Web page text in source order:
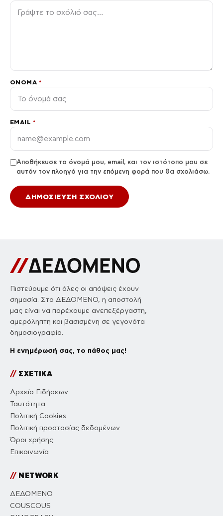
ΌΝΟΜΑ *
EMAIL *
Αποθήκευσε το όνομά μου, email, και τον ιστότοπο μου σε
αυτόν τον πλοηγό για την επόμενη φορά που θα σχολιάσω.
Πιστεύουμε ότι όλες οι απόψεις έχουν
σημασία. Στο ΔΕΔΟΜΕΝΟ, η αποστολή
μας είναι να παρέχουμε ανεπεξέργαστη,
αμερόληπτη και βασισμένη σε γεγονότα
δημοσιογραφία.
Η ενημέρωσή σας, το πάθος μας!
//ΣΧΕΤΙΚΑ
Αρχείο Ειδήσεων
Ταυτότητα
Πολιτική Cookies
Πολιτική προστασίας δεδομένων
Όροι χρήσης
Επικοινωνία
//NETWORK
ΔΕΔΟΜΕΝΟ
COUSCOUS